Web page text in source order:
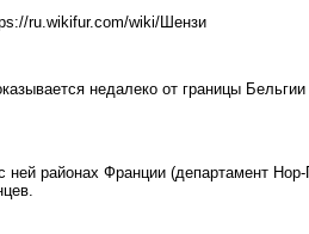
ru.wikifur.com/wiki/Шензи
недалеко от границы
районах Франции (департамент